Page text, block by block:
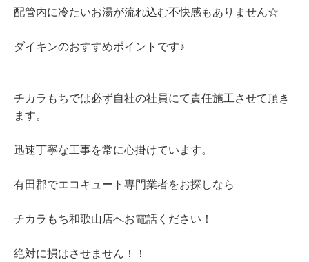
配管内に冷たいお湯が流れ込む不快感もありません☆
ダイキンのおすすめポイントです♪
チカラもちでは必ず自社の社員にて責任施工させて頂き
ます。
迅速丁寧な工事を常に心掛けています。
有田郡でエコキュート専門業者をお探しなら
チカラもち和歌山店へお電話ください！
絶対に損はさせません！！